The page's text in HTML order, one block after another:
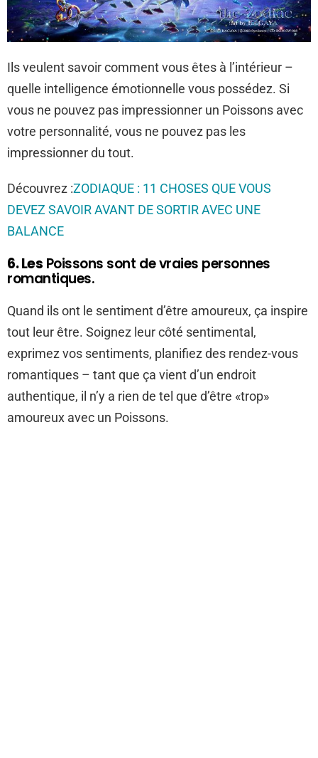
Ils veulent savoir comment vous êtes à l’intérieur –
quelle intelligence émotionnelle vous possédez. Si
vous ne pouvez pas impressionner un Poissons avec
votre personnalité, vous ne pouvez pas les
impressionner du tout.
Découvrez :ZODIAQUE : 11 CHOSES QUE VOUS
DEVEZ SAVOIR AVANT DE SORTIR AVEC UNE
BALANCE
6. Les Poissons sont de vraies personnes
romantiques.
Quand ils ont le sentiment d’être amoureux, ça inspire
tout leur être. Soignez leur côté sentimental,
exprimez vos sentiments, planifiez des rendez-vous
romantiques – tant que ça vient d’un endroit
authentique, il n’y a rien de tel que d’être «trop»
amoureux avec un Poissons.